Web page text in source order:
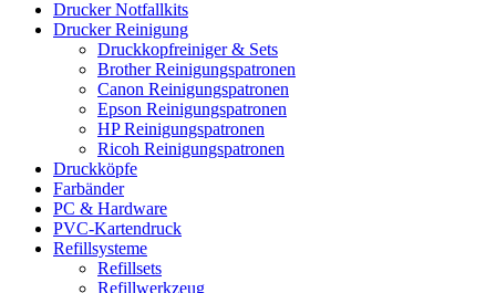
Drucker Notfallkits
Drucker Reinigung
Druckkopfreiniger & Sets
Brother Reinigungspatronen
Canon Reinigungspatronen
Epson Reinigungspatronen
HP Reinigungspatronen
Ricoh Reinigungspatronen
Druckköpfe
Farbänder
PC & Hardware
PVC-Kartendruck
Refillsysteme
Refillsets
Refillwerkzeug